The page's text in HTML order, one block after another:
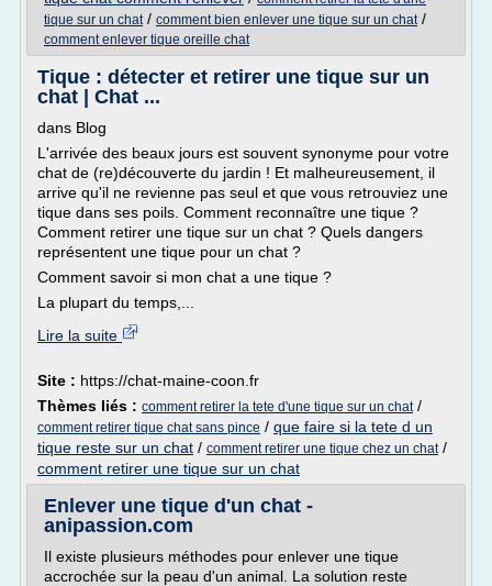
tique sur un chat/ comment bien enlever une tique sur un chat/
comment enlever tique oreille chat
Tique : détecter et retirer une tique sur un
chat | Chat ...
dans Blog
L'arrivée des beaux jours est souvent synonyme pour votre
chat de (re)découverte du jardin ! Et malheureusement, il
arrive qu'il ne revienne pas seul et que vous retrouviez une
tique dans ses poils. Comment reconnaître une tique ?
Comment retirer une tique sur un chat ? Quels dangers
représentent une tique pour un chat ?
Comment savoir si mon chat a une tique ?
La plupart du temps,...
Lire la suite
Site : https://chat-maine-coon.fr
Thèmes liés : comment retirer la tete d'une tique sur un chat/
comment retirer tique chat sans pince / que faire si la tete d un
tique reste sur un chat / comment retirer une tique chez un chat/
comment retirer une tique sur un chat
Enlever une tique d'un chat -
anipassion.com
Il existe plusieurs méthodes pour enlever une tique
accrochée sur la peau d'un animal. La solution reste